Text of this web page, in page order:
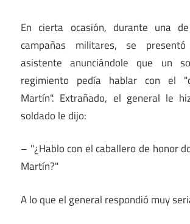
En cierta ocasión, durante una
campañas militares, se
asistente anunciándole que un
regimiento pedía hablar con el
Martín". Extrañado, el general le
soldado le dijo:
– "¿Hablo con el caballero de honor
Martín?"
A lo que el general respondió muy